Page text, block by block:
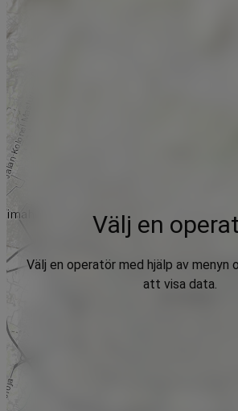
Välj en
Välj en operatör med hjälp av menyn
att visa data.